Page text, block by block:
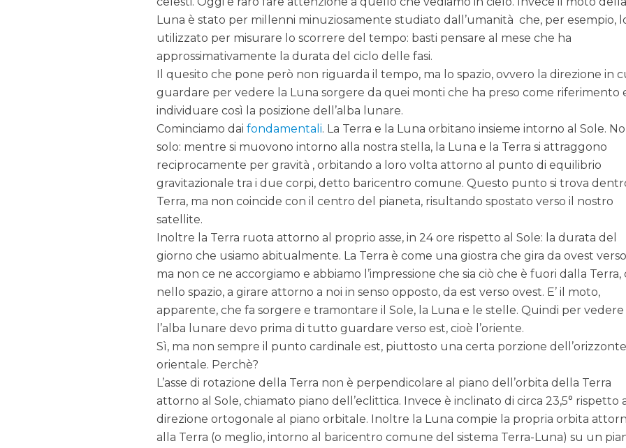
Luna è stato per millenni minuziosamente studiato dall’umanità che, per esempio,
utilizzato per misurare lo scorrere del tempo: basti pensare al mese che ha
approssimativamente la durata del ciclo delle fasi.
Il quesito che pone però non riguarda il tempo, ma lo spazio, ovvero la direzione in
guardare per vedere la Luna sorgere da quei monti che ha preso come riferimento
individuare così la posizione dell’alba lunare.
Cominciamo daifondamentali. La Terra e la Luna orbitano insieme intorno al Sole.
solo: mentre si muovono intorno alla nostra stella, la Luna e la Terra si attraggono
reciprocamente per gravità , orbitando a loro volta attorno al punto di equilibrio
gravitazionale tra i due corpi, detto baricentro comune. Questo punto si trova
Terra, ma non coincide con il centro del pianeta, risultando spostato verso il nostro
satellite.
Inoltre la Terra ruota attorno al proprio asse, in 24 ore rispetto al Sole: la durata del
giorno che usiamo abitualmente. La Terra è come una giostra che gira da ovest
ma non ce ne accorgiamo e abbiamo l’impressione che sia ciò che è fuori dalla Terra,
nello spazio, a girare attorno a noi in senso opposto, da est verso ovest. E’ il moto,
apparente, che fa sorgere e tramontare il Sole, la Luna e le stelle. Quindi per vedere
l’alba lunare devo prima di tutto guardare verso est, cioè l’oriente.
Sì, ma non sempre il punto cardinale est, piuttosto una certa porzione dell’orizzonte
orientale. Perchè?
L’asse di rotazione della Terra non è perpendicolare al piano dell’orbita della Terra
attorno al Sole, chiamato piano dell’eclittica. Invece è inclinato di circa 23,5° rispetto
direzione ortogonale al piano orbitale. Inoltre la Luna compie la propria orbita
alla Terra (o meglio, intorno al baricentro comune del sistema Terra-Luna) su un